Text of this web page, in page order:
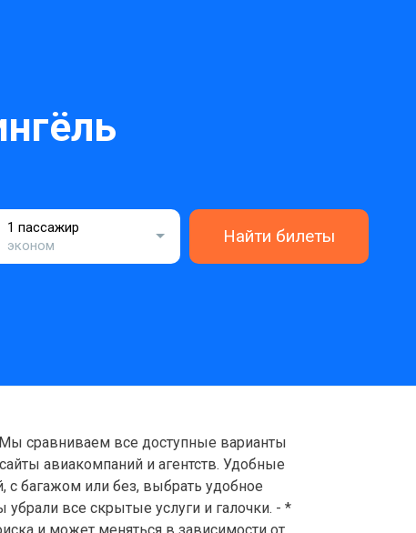
1 пассажир
эконом
Найти билеты
Мы сравниваем все доступные варианты
авиакомпаний и агентств. Удобные
багажом или без, выбрать удобное
все скрытые услуги и галочки. - *